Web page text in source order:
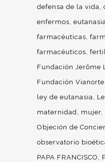
defensa de la vida
enfermos
farmacéuticas
farmacéuticos
Fundación Jerôme
Fundación
ley de eutanasia
maternidad
mujer
Objeción de
observatorio
PAPA FRANCISCO